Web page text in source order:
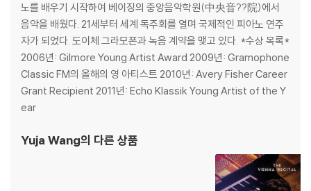
노를 배우기 시작하여 베이징의 중앙음악학원(中央音??院)에서
음악을 배웠다. 21세부터 세계 독주회를 열며 국제적인 피아노 연주
자가 되었다. 도이체 그라모폰과 녹음 계약을 맺고 있다. *수상 목록*
2006년: Gilmore Young Artist Award 2009년: Gramophone
Classic FM의 올해의 영 아티스트 2010년: Avery Fisher Career
Grant Recipient 2011년: Echo Klassik Young Artist of the Y
ear
Yuja Wang의 다른 상품